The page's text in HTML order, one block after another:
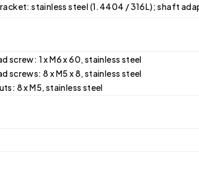
stainless steel (1.4404 / 316L); shaft
screw: 1 x M6 x 60, stainless steel
screws: 8 x M5 x 8, stainless steel
8 x M5, stainless steel